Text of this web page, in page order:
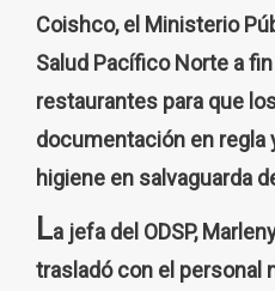
Coishco, el Ministerio
Salud Pacífico Norte a
restaurantes para que
documentación en regla
higiene en salvaguarda
La jefa del ODSP,
trasladó con el personal